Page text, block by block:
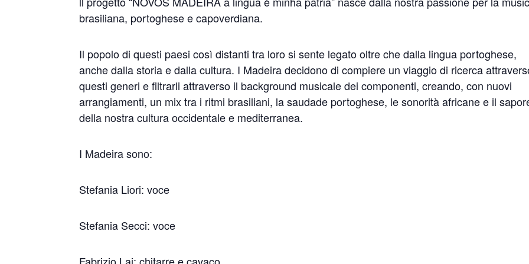
brasiliana, portoghese e capoverdiana.
Il popolo di questi paesi così distanti tra loro si sente legato oltre che dalla lingua portoghese,
anche dalla storia e dalla cultura. I Madeira decidono di compiere un viaggio di ricerca
questi generi e filtrarli attraverso il background musicale dei componenti, creando, con nuovi
arrangiamenti, un mix tra i ritmi brasiliani, la saudade portoghese, le sonorità africane e il
della nostra cultura occidentale e mediterranea.
I Madeira sono:
Stefania Liori: voce
Stefania Secci: voce